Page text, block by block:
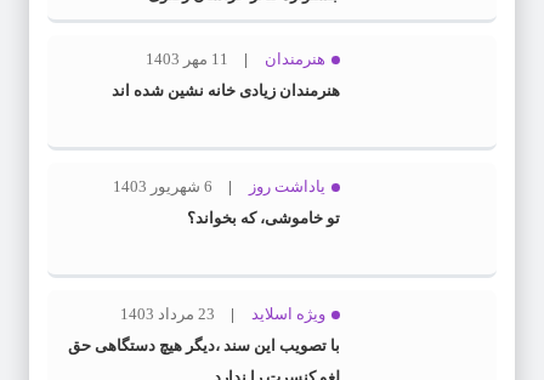
هنرمندان
11 مهر 1403
هنرمندان زیادی خانه نشین شده اند
یاداشت روز
6 شهریور 1403
تو خاموشی، که بخواند؟
ویژه اسلاید
23 مرداد 1403
با تصویب این سند ،دیگر هیچ دستگاهی حق